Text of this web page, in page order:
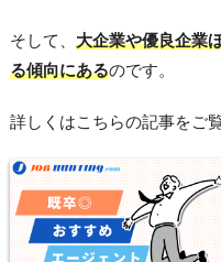
そして、 大企業や優良企業
る傾向にあるのです。
詳しくはこちらの記事をご